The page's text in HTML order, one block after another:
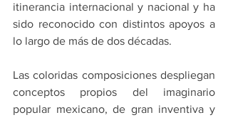
itinerancia internacional y nacional y ha
sido reconocido con distintos apoyos a
lo largo de más de dos décadas.
Las coloridas composiciones despliegan
conceptos propios del imaginario
popular mexicano, de gran inventiva y